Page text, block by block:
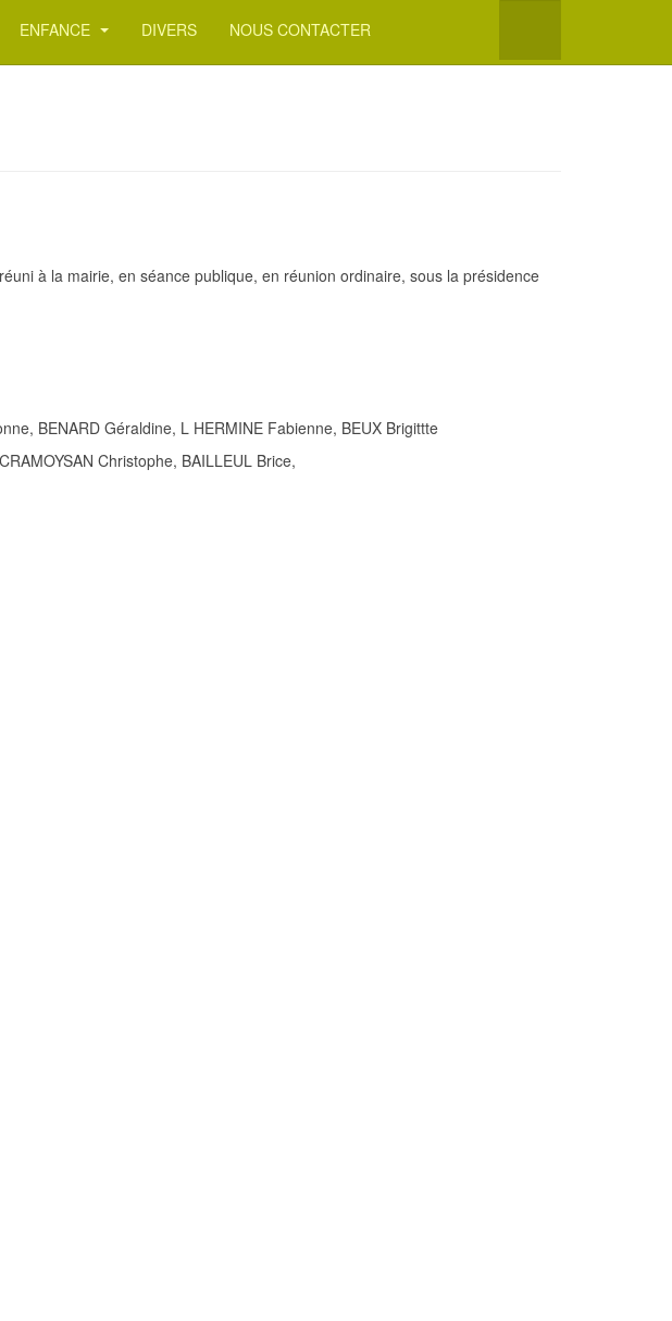
ENFANCE DIVERS NOUS CONTACTER
à la mairie, en séance publique, en réunion ordinaire, sous la présidence
BENARD Géraldine, L HERMINE Fabienne, BEUX Brigittte
Christophe, BAILLEUL Brice,